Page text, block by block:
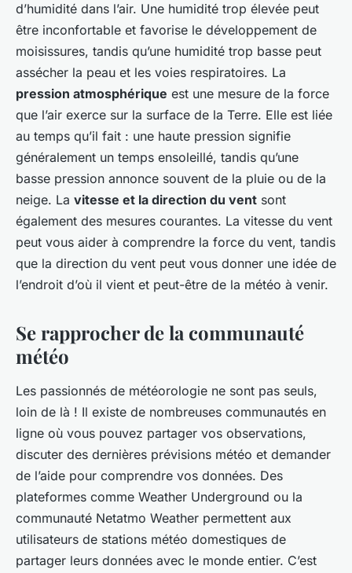
d’humidité dans l’air. Une humidité trop élevée peut
être inconfortable et favorise le développement de
moisissures, tandis qu’une humidité trop basse peut
assécher la peau et les voies respiratoires. La
pression atmosphérique est une mesure de la force
que l’air exerce sur la surface de la Terre. Elle est liée
au temps qu’il fait : une haute pression signifie
généralement un temps ensoleillé, tandis qu’une
basse pression annonce souvent de la pluie ou de la
neige. La vitesse et la direction du vent sont
également des mesures courantes. La vitesse du vent
peut vous aider à comprendre la force du vent, tandis
que la direction du vent peut vous donner une idée de
l’endroit d’où il vient et peut-être de la météo à venir.
Se rapprocher de la communauté
météo
Les passionnés de météorologie ne sont pas seuls,
loin de là ! Il existe de nombreuses communautés en
ligne où vous pouvez partager vos observations,
discuter des dernières prévisions météo et demander
de l’aide pour comprendre vos données. Des
plateformes comme Weather Underground ou la
communauté Netatmo Weather permettent aux
utilisateurs de stations météo domestiques de
partager leurs données avec le monde entier. C’est